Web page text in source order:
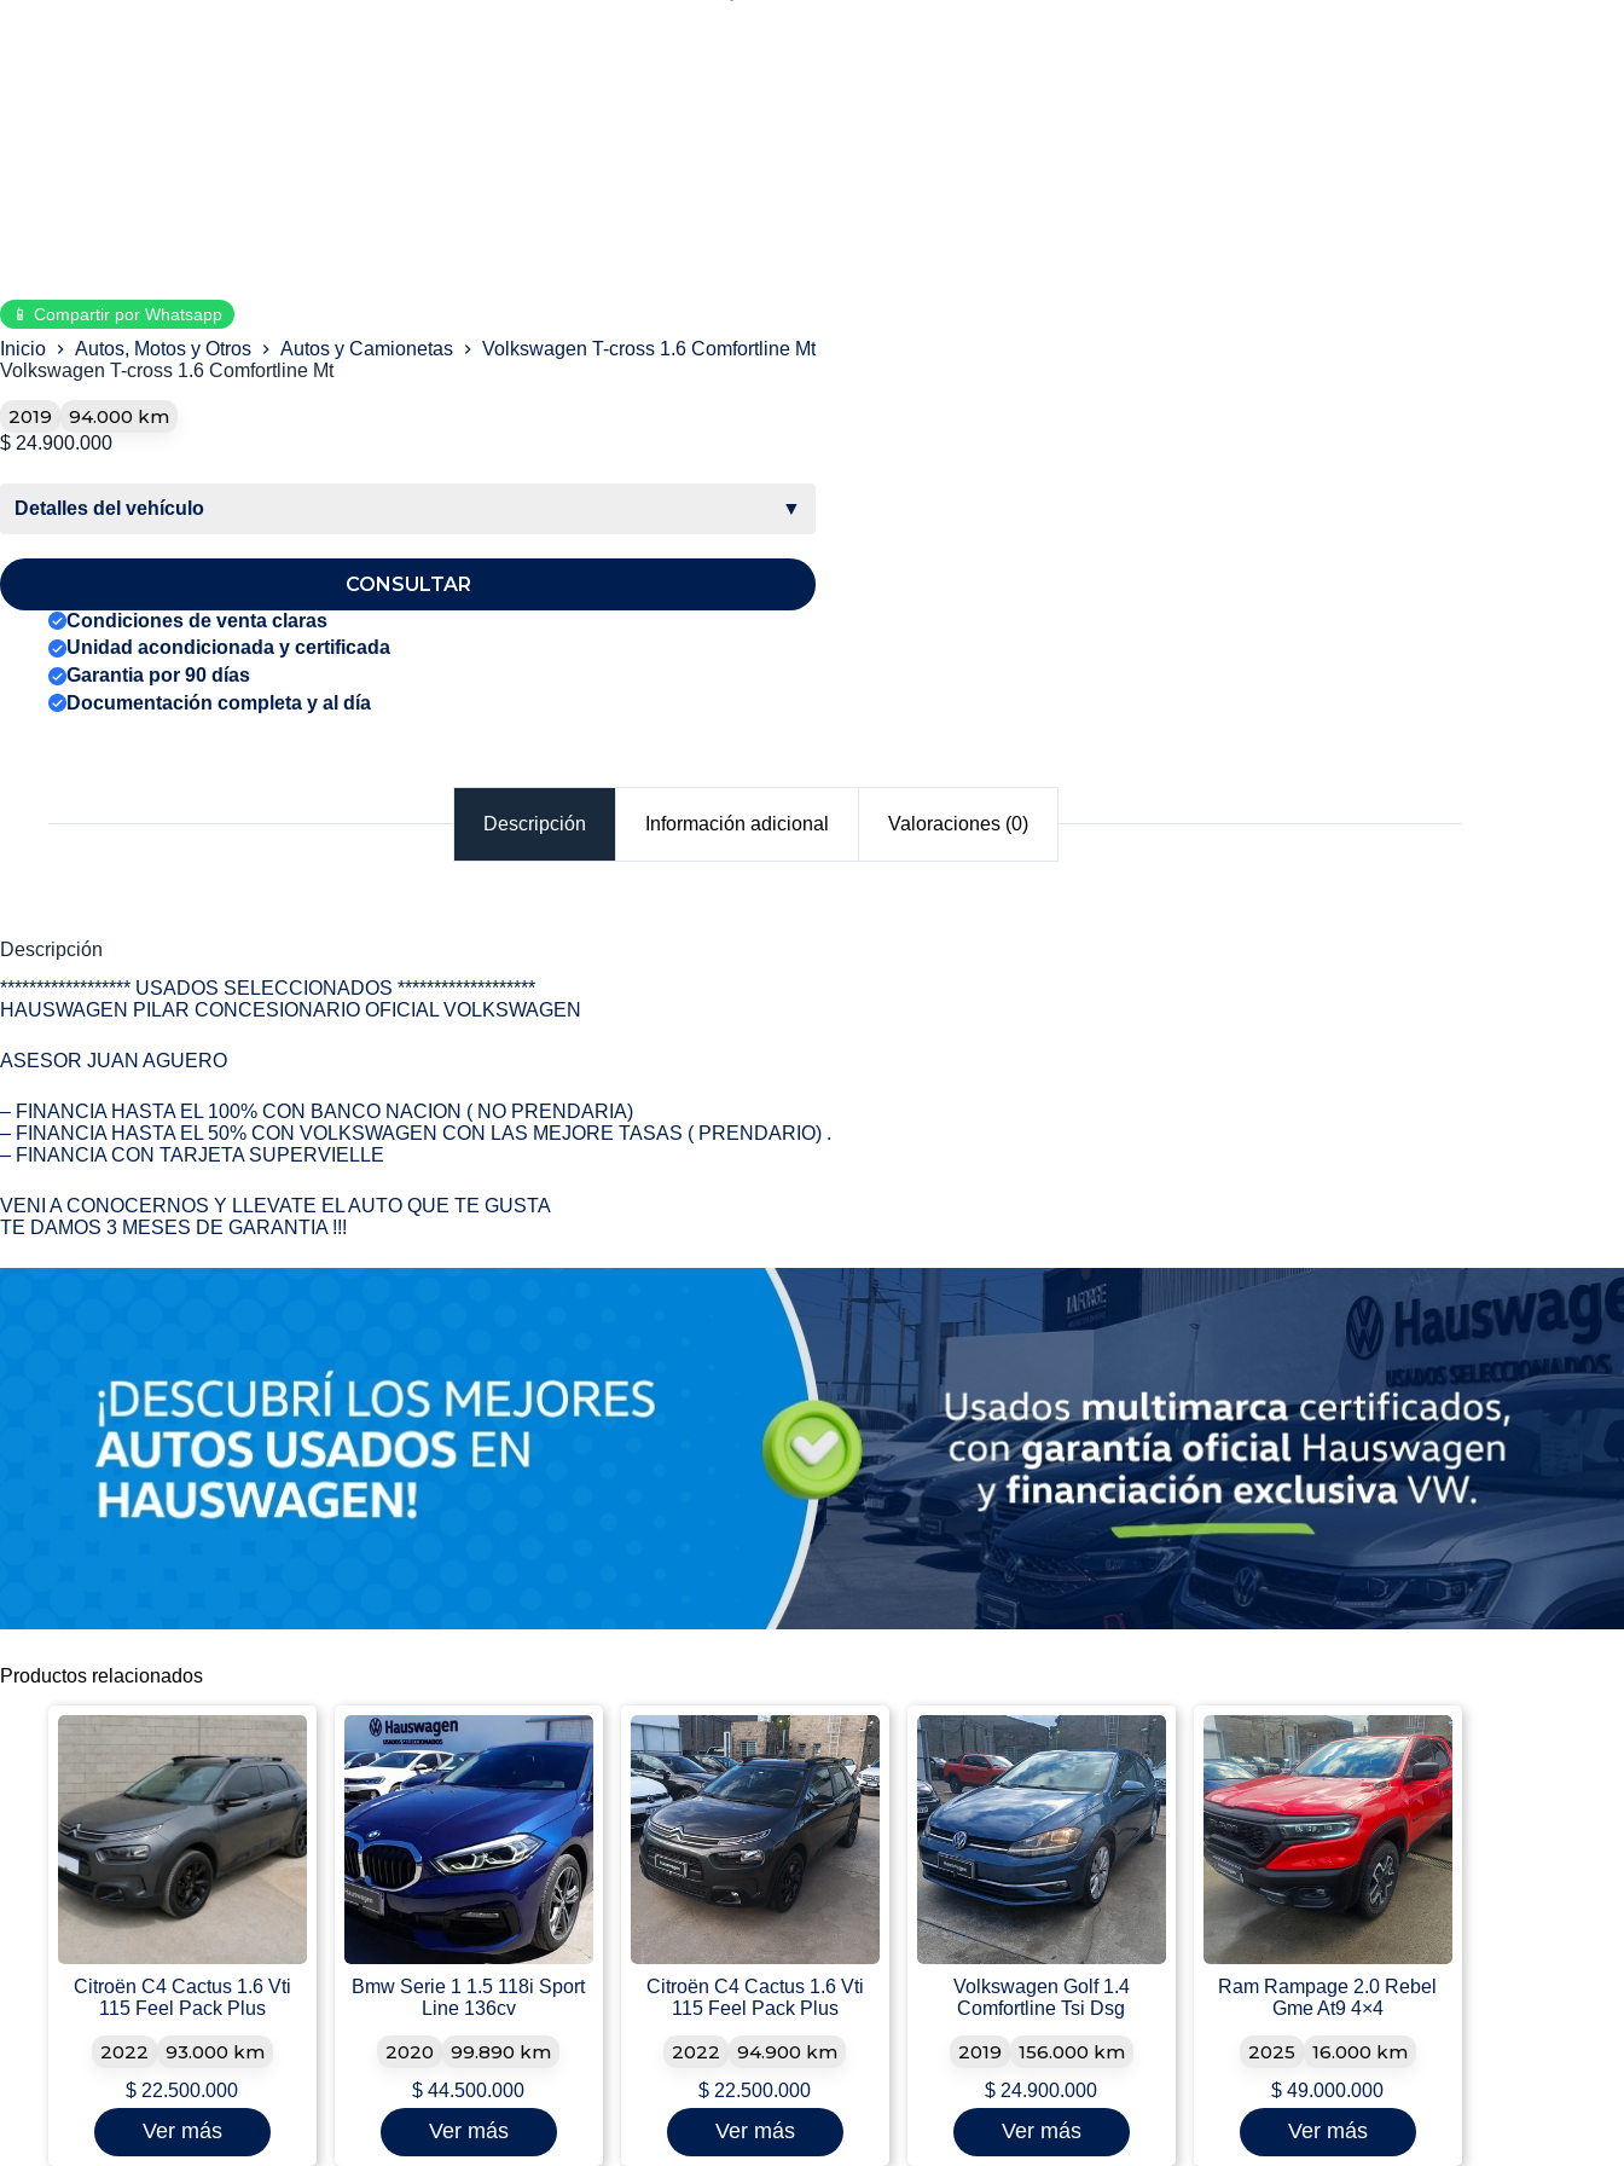
📱 Compartir por Whatsapp
Inicio Autos, Motos y Otros Autos y Camionetas
Volkswagen T-cross 1.6 Comfortline Mt
Volkswagen T-cross 1.6 Comfortline Mt
2019 94.000 km
$ 24.900.000
Detalles del vehículo ▼
CONSULTAR
Condiciones de venta claras
Unidad acondicionada y certificada
Garantia por 90 días
Documentación completa y al día
Descripción Información adicional Valoraciones (0)
Descripción
****************** USADOS SELECCIONADOS *******************
HAUSWAGEN PILAR CONCESIONARIO OFICIAL VOLKSWAGEN
ASESOR JUAN AGUERO
– FINANCIA HASTA EL 100% CON BANCO NACION ( NO PRENDARIA)
– FINANCIA HASTA EL 50% CON VOLKSWAGEN CON LAS MEJORE TASAS ( PRENDARIO) .
– FINANCIA CON TARJETA SUPERVIELLE
VENI A CONOCERNOS Y LLEVATE EL AUTO QUE TE GUSTA
TE DAMOS 3 MESES DE GARANTIA !!!
Productos relacionados
Citroën C4 Cactus 1.6 Vti
115 Feel Pack Plus
2022 93.000 km
$ 22.500.000
Ver más
Bmw Serie 1 1.5 118i Sport
Line 136cv
2020 99.890 km
$ 44.500.000
Ver más
Citroën C4 Cactus 1.6 Vti
115 Feel Pack Plus
2022 94.900 km
$ 22.500.000
Ver más
Volkswagen Golf 1.4
Comfortline Tsi Dsg
2019 156.000 km
$ 24.900.000
Ver más
Ram Rampage 2.0 Rebel
Gme At9 4×4
2025 16.000 km
$ 49.000.000
Ver más